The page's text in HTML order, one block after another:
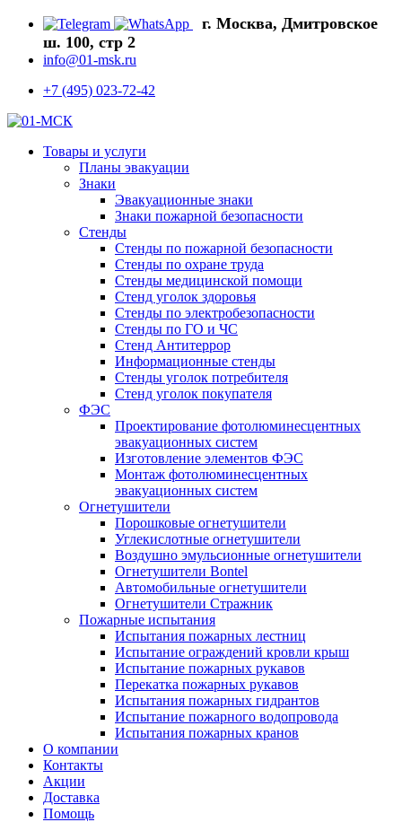
г. Москва, Дмитровское
ш. 100, стр 2
info@01-msk.ru
+7 (495) 023-72-42
Товары и услуги
Планы эвакуации
Знаки
Эвакуационные знаки
Знаки пожарной безопасности
Стенды
Стенды по пожарной безопасности
Стенды по охране труда
Стенды медицинской помощи
Стенд уголок здоровья
Стенды по электробезопасности
Стенды по ГО и ЧС
Стенд Антитеррор
Информационные стенды
Стенды уголок потребителя
Стенд уголок покупателя
ФЭС
Проектирование фотолюминесцентных
эвакуационных систем
Изготовление элементов ФЭС
Монтаж фотолюминесцентных
эвакуационных систем
Огнетушители
Порошковые огнетушители
Углекислотные огнетушители
Воздушно эмульсионные огнетушители
Огнетушители Bontel
Автомобильные огнетушители
Огнетушители Стражник
Пожарные испытания
Испытания пожарных лестниц
Испытание ограждений кровли крыш
Испытание пожарных рукавов
Перекатка пожарных рукавов
Испытания пожарных гидрантов
Испытание пожарного водопровода
Испытания пожарных кранов
О компании
Контакты
Акции
Доставка
Помощь